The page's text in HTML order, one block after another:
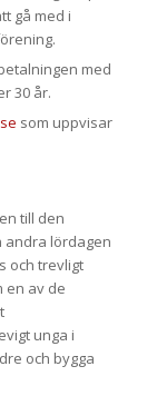
gå med i
med
30 år.
som uppvisar
till den
andra lördagen
och trevligt
en av de
unga i
och bygga